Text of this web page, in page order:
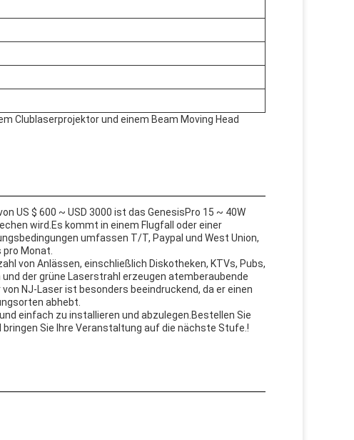
Clublaserprojektor und einem Beam Moving Head
US $ 600 ~ USD 3000 ist das GenesisPro 15 ~ 40W
wird.Es kommt in einem Flugfall oder einer
umfassen T/T, Paypal und West Union,
Monat.
von Anlässen, einschließlich Diskotheken, KTVs, Pubs,
der grüne Laserstrahl erzeugen atemberaubende
NJ-Laser ist besonders beeindruckend, da er einen
abhebt.
einfach zu installieren und abzulegen.Bestellen Sie
Sie Ihre Veranstaltung auf die nächste Stufe.!